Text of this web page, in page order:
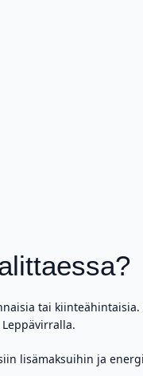
tai
lisämaksuihin ja